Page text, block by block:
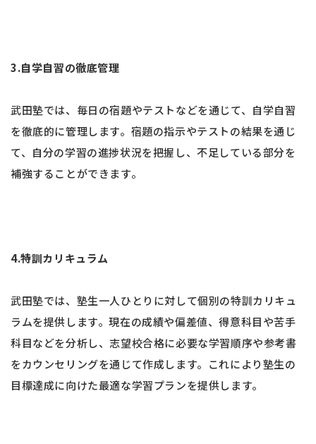
3.自学自習の徹底管理
武田塾では、毎日の宿題やテストなどを通じて、自学自習
を徹底的に管理します。宿題の指示やテストの結果を通じ
て、自分の学習の進捗状況を把握し、不足している部分を
補強することができます。
4.特訓カリキュラム
武田塾では、塾生一人ひとりに対して個別の特訓カリキュ
ラムを提供します。現在の成績や偏差値、得意科目や苦手
科目などを分析し、志望校合格に必要な学習順序や参考書
をカウンセリングを通じて作成します。これにより塾生の
目標達成に向けた最適な学習プランを提供します。